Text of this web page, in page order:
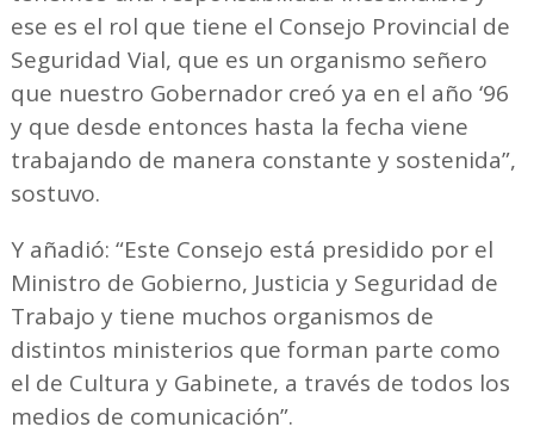
ese es el rol que tiene el Consejo Provincial de
Seguridad Vial, que es un organismo señero
que nuestro Gobernador creó ya en el año ‘96
y que desde entonces hasta la fecha viene
trabajando de manera constante y sostenida”,
sostuvo.
Y añadió: “Este Consejo está presidido por el
Ministro de Gobierno, Justicia y Seguridad de
Trabajo y tiene muchos organismos de
distintos ministerios que forman parte como
el de Cultura y Gabinete, a través de todos los
medios de comunicación”.